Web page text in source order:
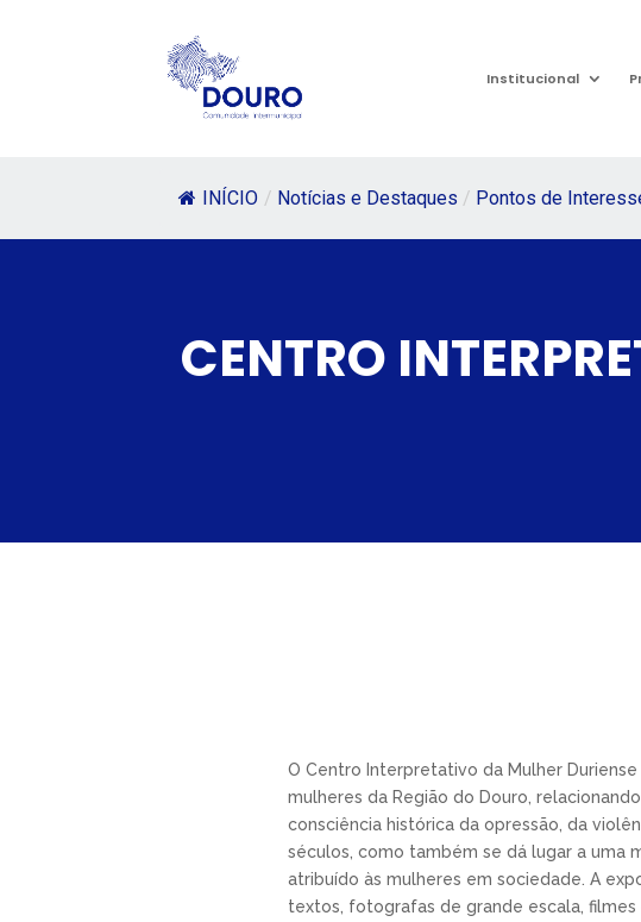
Institucional
INÍCIO / Notícias e Destaques / Pontos de
CENTRO
O Centro Interpretativo da Mulher
mulheres da Região do Douro,
consciência histórica da opressão, da
séculos, como também se dá lugar a uma
atribuído às mulheres em sociedade. A
textos, fotografas de grande escala,